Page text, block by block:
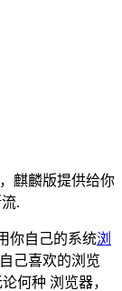
麒麟版提供给你
.
你自己的系统浏
己喜欢的浏览
何种 浏览器，